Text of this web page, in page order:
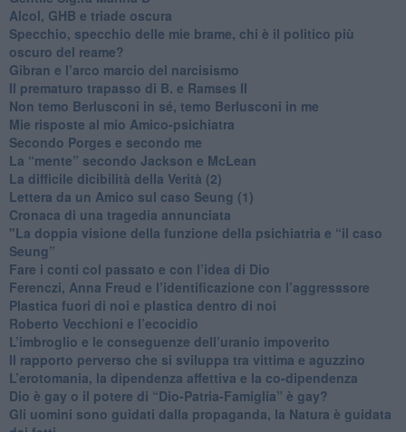
​Alcol, GHB e triade oscura
​Specchio, specchio delle mie brame, chi è il politico più
oscuro del reame?
​Gibran e l’arco marcio del narcisismo
​Il prematuro trapasso di B. e Ramses II
​Non temo Berlusconi in sé, temo Berlusconi in me
​Mie risposte al mio Amico-psichiatra
​Secondo Porges e secondo me
​La “mente” secondo Jackson e McLean
La difficile dicibilità della Verità (2)
​Lettera da un Amico sul caso Seung (1)
​Cronaca di una tragedia annunciata
"​La doppia visione della funzione della psichiatria e “il caso
Seung”
​Fare i conti col passato e con l’idea di Dio
​Ferenczi, Anna Freud e l’identificazione con l’aggresssore
Plastica fuori di noi e plastica dentro di noi
​Roberto Vecchioni e l’ecocidio
​L’imbroglio e le conseguenze dell’uranio impoverito
​Il rapporto perverso che si sviluppa tra vittima e aguzzino
L’erotomania, la dipendenza affettiva e la co-dipendenza
​Dio è gay o il potere di “Dio-Patria-Famiglia” è gay?
​Gli uomini sono guidati dalla propaganda, la Natura è guidata